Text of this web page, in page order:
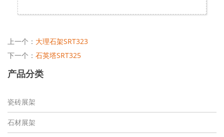
上一个： 大理石架SRT323
下一个： 石英塔SRT325
产品分类
瓷砖展架
石材展架